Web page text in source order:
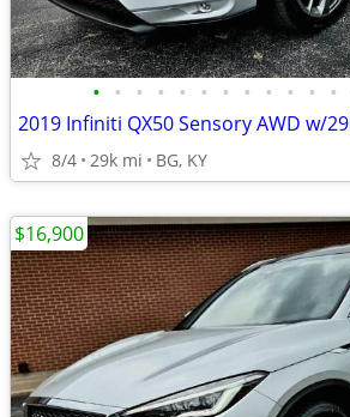
• • • • • • • • • • • •
8/4 29k mi BG, KY
$16,900